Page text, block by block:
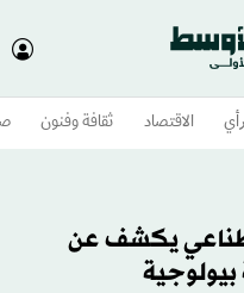
الاقتصاد ثقافة وفنون
يكشف عن